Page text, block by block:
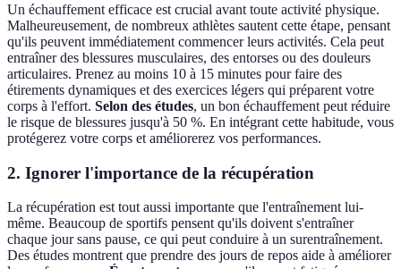
Un échauffement efficace est crucial avant toute activité physique.
Malheureusement, de nombreux athlètes sautent cette étape, pensant
qu'ils peuvent immédiatement commencer leurs activités. Cela peut
entraîner des blessures musculaires, des entorses ou des douleurs
articulaires. Prenez au moins 10 à 15 minutes pour faire des
étirements dynamiques et des exercices légers qui préparent votre
corps à l'effort. Selon des études, un bon échauffement peut réduire
le risque de blessures jusqu'à 50 %. En intégrant cette habitude, vous
protégerez votre corps et améliorerez vos performances.
2. Ignorer l'importance de la récupération
La récupération est tout aussi importante que l'entraînement lui-
même. Beaucoup de sportifs pensent qu'ils doivent s'entraîner
chaque jour sans pause, ce qui peut conduire à un surentraînement.
Des études montrent que prendre des jours de repos aide à améliorer